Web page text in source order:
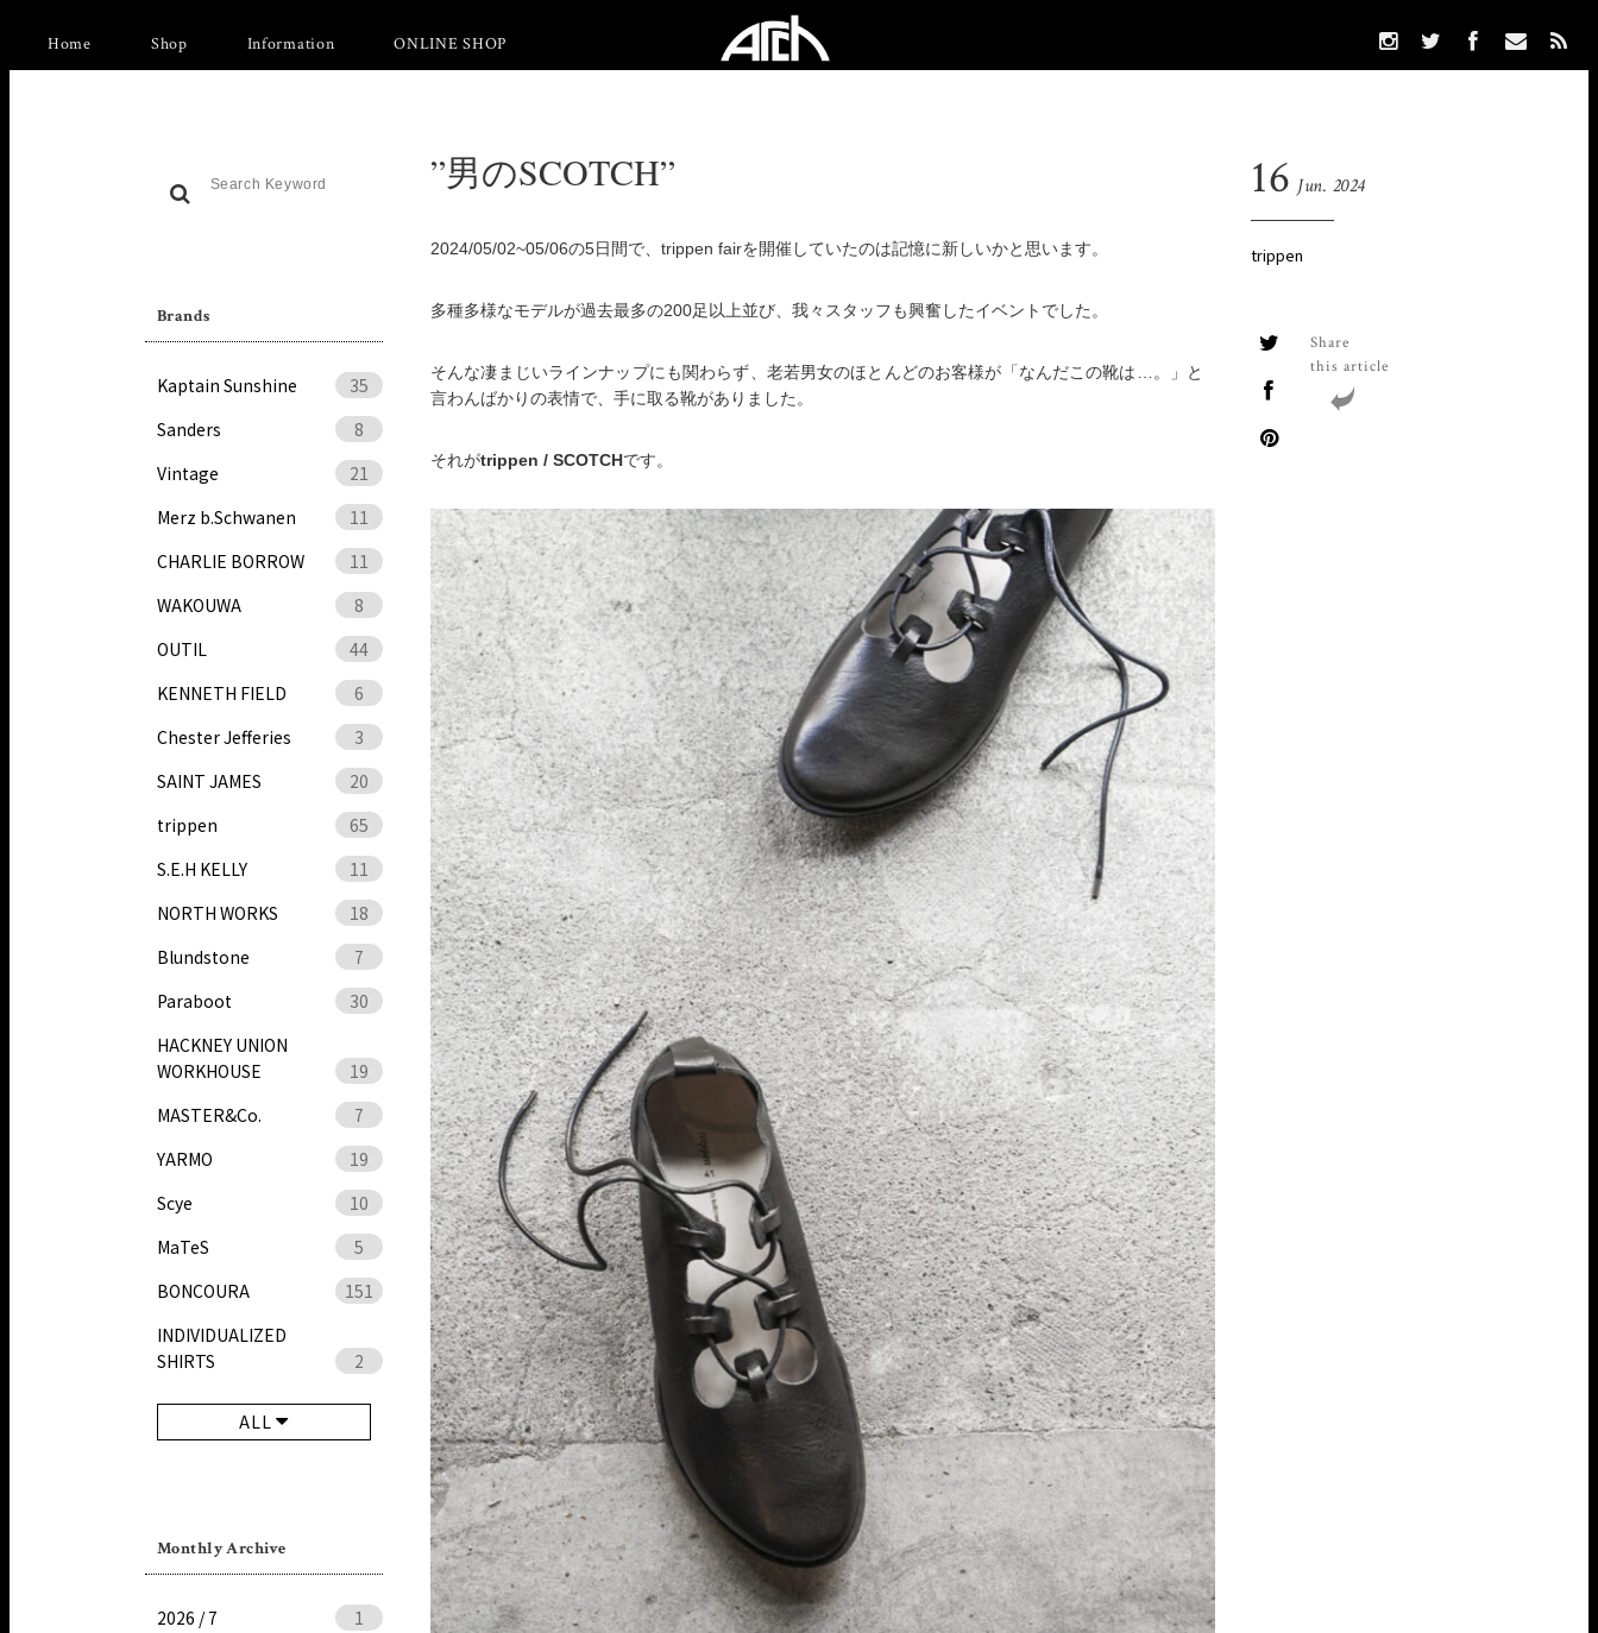
Home Shop Information ONLINE SHOP
Brands
Kaptain Sunshine
35
Sanders
8
Vintage
21
Merz b.Schwanen
11
CHARLIE BORROW
11
WAKOUWA
8
OUTIL
44
KENNETH FIELD
6
Chester Jefferies
3
SAINT JAMES
20
trippen
65
S.E.H KELLY
11
NORTH WORKS
18
Blundstone
7
Paraboot
30
HACKNEY UNION
WORKHOUSE
19
MASTER&Co.
7
YARMO
19
Scye
10
MaTeS
5
BONCOURA
151
INDIVIDUALIZED
SHIRTS
2
ALL
Monthly Archive
2026 / 7
1
”男のSCOTCH” 16 Jun. 2024
trippen
Share
this article
2024/05/02~05/06の5日間で、trippen fairを開催していたのは記憶に新しいかと思います。
多種多様なモデルが過去最多の200足以上並び、我々スタッフも興奮したイベントでした。
そんな凄まじいラインナップにも関わらず、老若男女のほとんどのお客様が「なんだこの靴は…。」と
言わんばかりの表情で、手に取る靴がありました。
それがtrippen / SCOTCHです。